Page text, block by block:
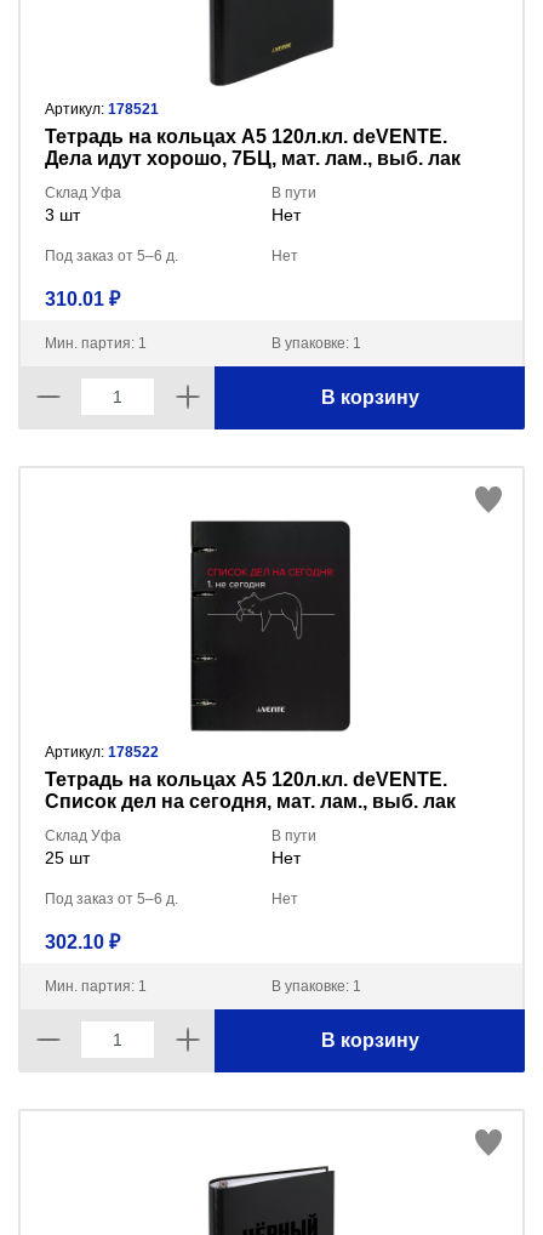
Артикул: 178521
Тетрадь на кольцах А5 120л.кл. deVENTE.
Дела идут хорошо, 7БЦ, мат. лам., выб. лак
Склад Уфа
3 шт
В пути
Нет
Под заказ от 5–6 д. Нет
310.01 ₽
Мин. партия: 1 В упаковке: 1
В корзину
Артикул: 178522
Тетрадь на кольцах А5 120л.кл. deVENTE.
Список дел на сегодня, мат. лам., выб. лак
Склад Уфа
25 шт
В пути
Нет
Под заказ от 5–6 д. Нет
302.10 ₽
Мин. партия: 1 В упаковке: 1
В корзину